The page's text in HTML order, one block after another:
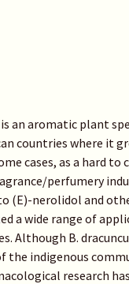
an aromatic plant
countries where it
cases, as a hard to
perfumery
(E)-nerolidol and
a wide range of
Although B.
the indigenous
research